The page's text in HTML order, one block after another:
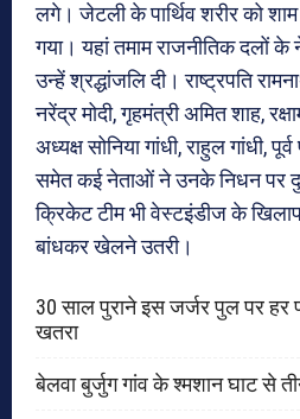
लगे। जेटली के पार्थिव शरीर को
गया। यहां तमाम राजनीतिक दलों
उन्हें श्रद्धांजलि दी। राष्ट्रपति
नरेंद्र मोदी, गृहमंत्री अमित शाह,
अध्यक्ष सोनिया गांधी, राहुल गांधी,
समेत कई नेताओं ने उनके निधन पर
क्रिकेट टीम भी वेस्टइंडीज के
बांधकर खेलने उतरी।
30 साल पुराने इस जर्जर पुल पर हर
खतरा
बेलवा बुर्जुग गांव के श्मशान घाट से